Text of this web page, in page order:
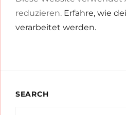
reduzieren. Erfahre, wie
verarbeitet werden.
SEARCH